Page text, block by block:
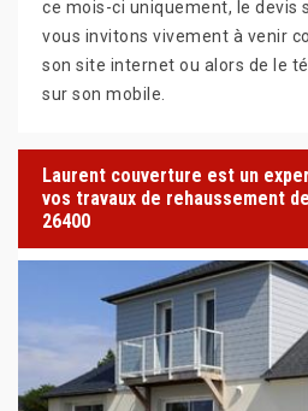
ce mois-ci uniquement, le devis
vous invitons vivement à venir
son site internet ou alors de le
sur son mobile.
Laurent couverture est un
vos travaux de rehaussement
26400